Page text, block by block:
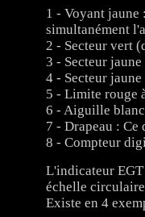
1 - Voyant jaune
simultanément
2 - Secteur vert
3 - Secteur
4 - Secteur
5 - Limite rouge
6 - Aiguille
7 - Drapeau : Ce
8 - Compteur
L'indicateur EGT
échelle
Existe en 4